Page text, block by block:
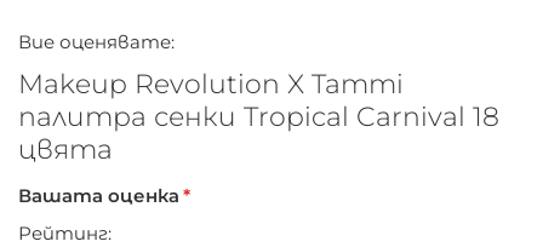
Вие оценявате:
Makeup Revolution X Tammi
палитра сенки Tropical Carnival 18
цвята
Вашата оценка
Рейтинг: